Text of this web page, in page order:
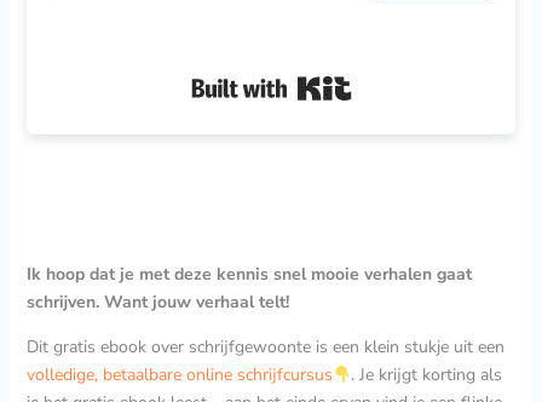
Ik hoop dat je met deze kennis snel mooie verhalen gaat
schrijven. Want jouw verhaal telt!
Dit gratis ebook over schrijfgewoonte is een klein stukje uit een
volledige, betaalbare online schrijfcursus
. Je krijgt korting als